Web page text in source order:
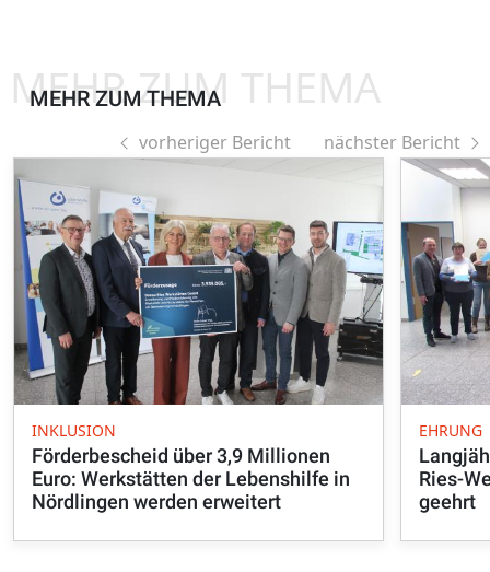
MEHR ZUM THEMA
MEHR ZUM THEMA
vorheriger Bericht nächster Bericht
INKLUSION
Förderbescheid über 3,9 Millionen
Euro: Werkstätten der Lebenshilfe in
Nördlingen werden erweitert
EHRUNG
Ries-
geehrt